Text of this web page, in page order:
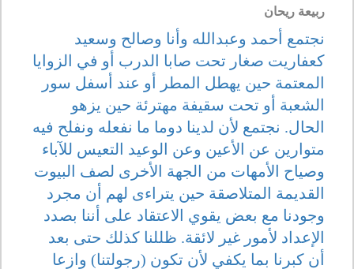
ربيعة ريحان
نجتمع أحمد وعبدالله وأنا وصالح وسعيد
كعفاريت صغار تحت صابا الدرب أو في الزوايا
المعتمة حين يهطل المطر أو عند أسفل سور
الشعبة أو تحت سقيفة مهترئة حين يزهو
الحال. نجتمع لأن لدينا دوما ما نفعله ونفلح فيه
متوارين عن الأعين وعن الوعيد التعيس للآباء
وصياح الأمهات من الجهة الأخرى لصف البيوت
القديمة المتلاصقة حين يتراءى لهم أن مجرد
وجودنا مع بعض يقوي الاعتقاد على أننا بصدد
الإعداد لأمور غير لائقة. ظللنا كذلك حتى بعد
أن كبرنا بما يكفي لأن تكون (رجولتنا) وازعا